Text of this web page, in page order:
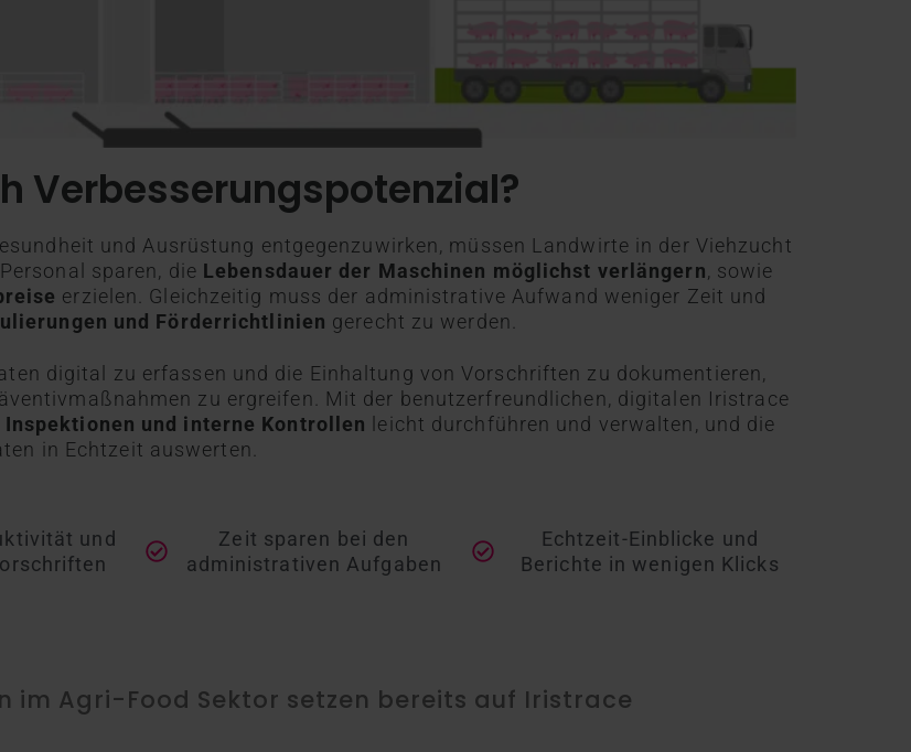
Verbesserungspotenzial?
und Ausrüstung entgegenzuwirken, müssen Landwirte in der Viehzucht
sparen, die Lebensdauer der Maschinen möglichst verlängern, sowie
erzielen. Gleichzeitig muss der administrative Aufwand weniger Zeit und
und Förderrichtlinien gerecht zu werden.
digital zu erfassen und die Einhaltung von Vorschriften zu dokumentieren,
zu ergreifen. Mit der benutzerfreundlichen, digitalen Iristrace
und interne Kontrollen leicht durchführen und verwalten, und die
in Echtzeit auswerten.
und
Zeit sparen bei den
administrativen Aufgaben
Echtzeit-Einblicke und
Berichte in wenigen Klicks
im Agri-Food Sektor setzen bereits auf Iristrace